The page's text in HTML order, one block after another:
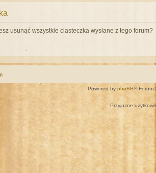
usunąć wszystkie ciasteczka wysłane z tego forum?
Powered by phpBB® Forum
Przyjazne